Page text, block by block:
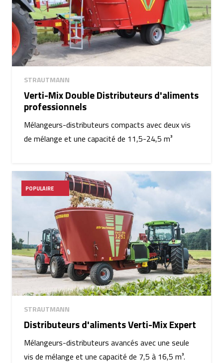
STRAUTMANN
Verti-Mix Double Distributeurs d'aliments
professionnels
Mélangeurs-distributeurs compacts avec deux vis
de mélange et une capacité de 11,5-24,5 m³
POPULAIRE
STRAUTMANN
Distributeurs d'aliments Verti-Mix Expert
Mélangeurs-distributeurs avancés avec une seule
vis de mélange et une capacité de 7,5 à 16,5 m³.